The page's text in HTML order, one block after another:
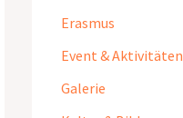
Erasmus
Event & Aktivitäten
Galerie